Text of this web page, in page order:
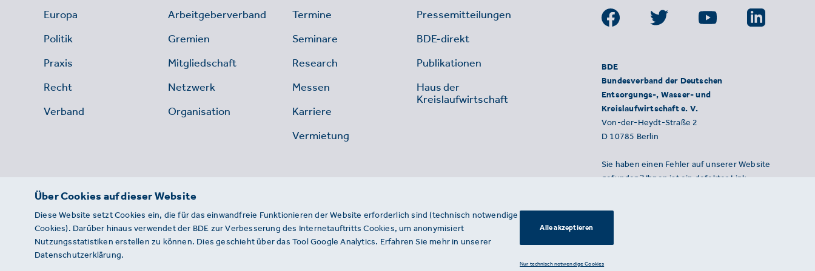
Europa
Politik
Praxis
Recht
Verband
Arbeitgeberverband
Gremien
Mitgliedschaft
Netzwerk
Organisation
Termine
Seminare
Research
Messen
Karriere
Vermietung
Pressemitteilungen
BDE-direkt
Publikationen
Haus der
Kreislaufwirtschaft
BDE
Bundesverband der Deutschen
Entsorgungs-, Wasser- und
Kreislaufwirtschaft e. V.
Von-der-Heydt-Straße 2
D 10785 Berlin
Sie haben einen Fehler auf unserer Website
gefunden? Ihnen ist ein defekter Link
Über Cookies auf dieser Website
Diese Website setzt Cookies ein, die für das einwandfreie Funktionieren der Website erforderlich sind (technisch notwendige
Cookies). Darüber hinaus verwendet der BDE zur Verbesserung des Internetauftritts Cookies, um anonymisiert
Nutzungsstatistiken erstellen zu können. Dies geschieht über das Tool Google Analytics. Erfahren Sie mehr in unserer
Datenschutzerklärung.
Alle akzeptieren
Nur technisch notwendige Cookies